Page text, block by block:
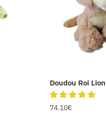
Doudou Roi
74.10€